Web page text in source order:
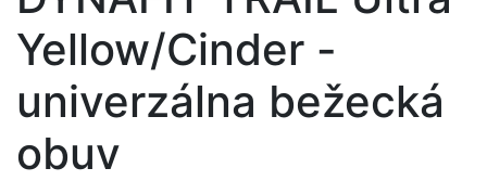
Yellow/Cinder -
univerzálna bežecká
obuv